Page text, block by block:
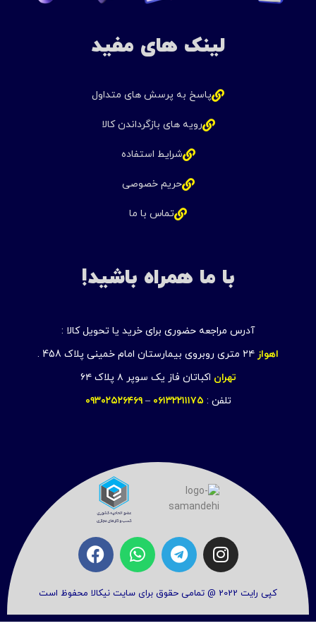
لینک های مفید
پاسخ به پرسش های متداول
رویه های بازگرداندن کالا
شرایط استفاده
حریم خصوصی
تماس با ما
با ما همراه باشید!
آدرس مراجعه حضوری برای خرید یا تحویل کالا :
اهواز ۲۴ متری روبروی بیمارستان امام خمینی پلاک 458 .
تهران اکباتان فاز یک سوپر ۸ پلاک ۶۴
تلفن : ۰۶۱۳۲۲۱۱۱۷۵ –۰۹۳۰۲۵۲۶۴۶۹
کپی رایت 2022 @ تمامی حقوق برای سایت نیکالا محفوظ است